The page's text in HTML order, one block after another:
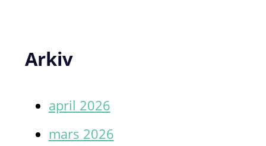
Arkiv
april 2026
mars 2026